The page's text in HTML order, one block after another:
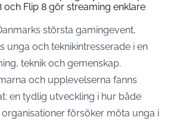
och Flip 8 gör streaming enklare
största gamingevent,
unga och teknikintresserade i en
teknik och gemenskap.
och upplevelserna fanns
en tydlig utveckling i hur både
försöker möta unga i